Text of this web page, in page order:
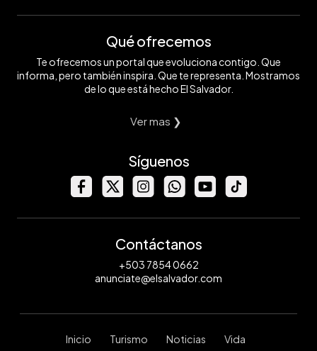
Qué ofrecemos
Te ofrecemos un portal que evoluciona contigo. Que
informa, pero también inspira. Que te representa. Mostramos
de lo que está hecho El Salvador.
Ver mas ❯
Síguenos
Contáctanos
+503 7854 0662
anunciate@elsalvador.com
Inicio Turismo Noticias Vida